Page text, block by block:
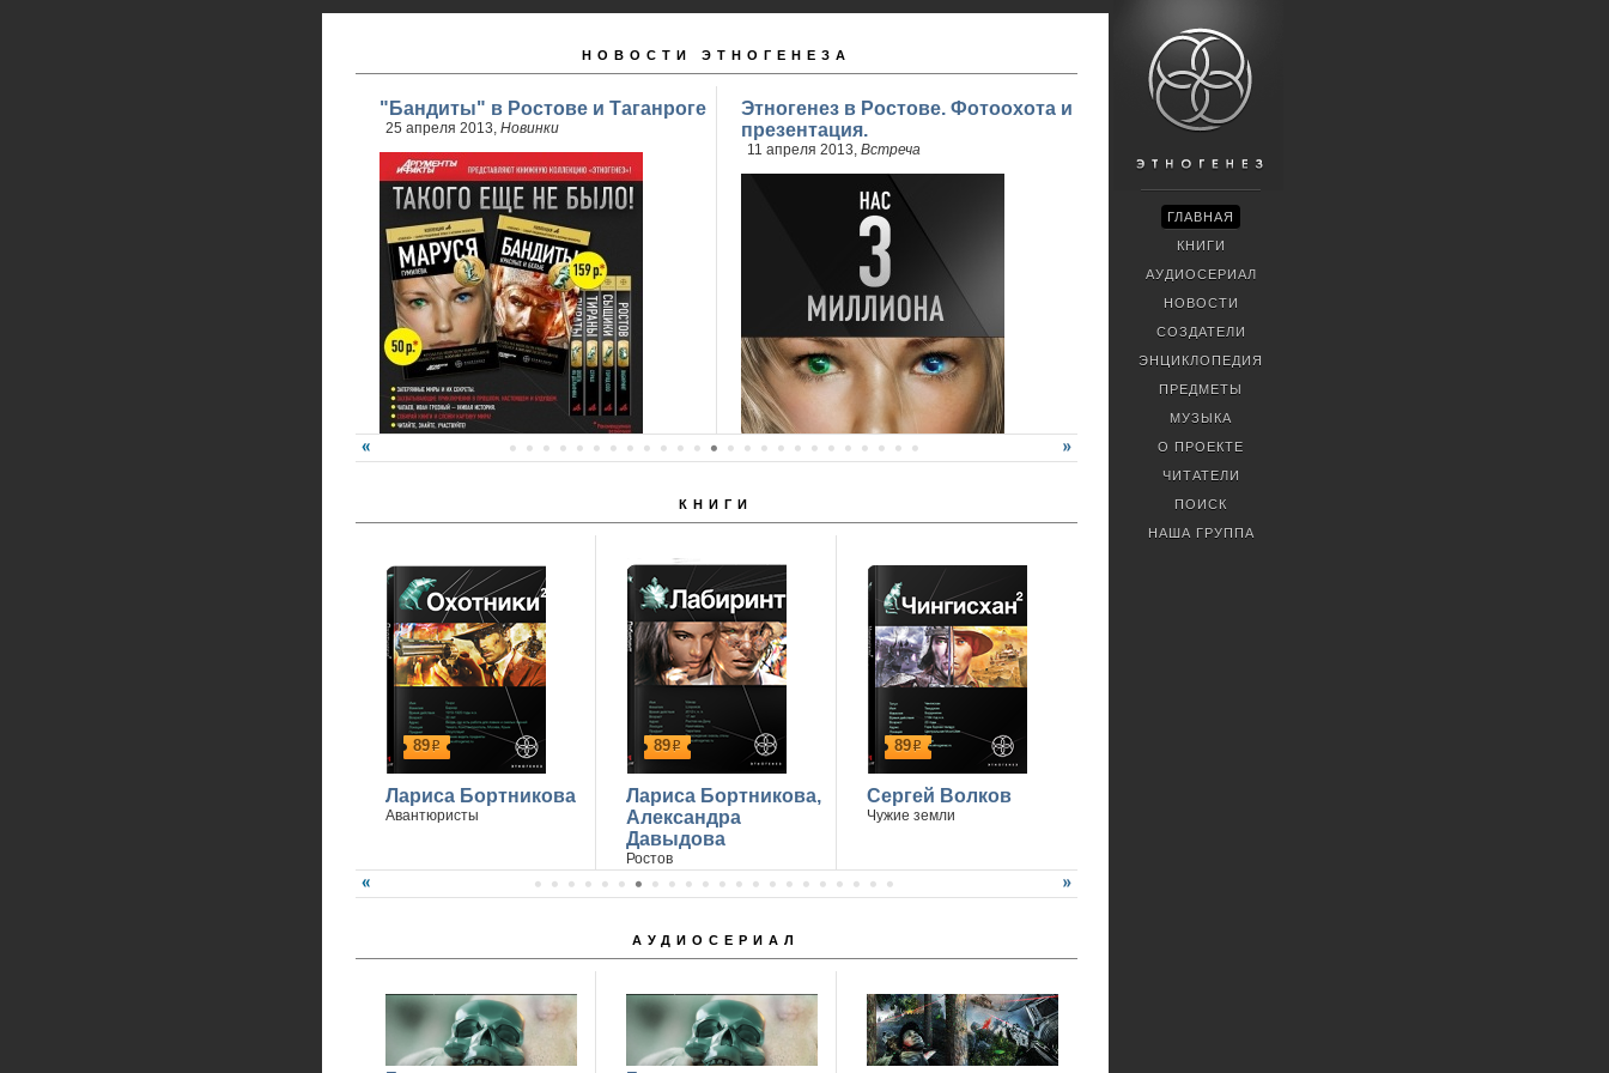
НОВОСТИ ЭТНОГЕНЕЗА
"Бандиты" в Ростове и Таганроге
25 апреля 2013, Новинки
24 апреля стартовали продажи 2 книги
Этногенез в Ростове. Фотоохота и
презентация.
11 апреля 2013, Встреча
КНИГИ
89р
Лариса Бортникова
Авантюристы
89р
Лариса Бортникова,
Александра
Давыдова
Ростов
89р
Сергей Волков
Чужие земли
АУДИОСЕРИАЛ
ГЛАВНАЯ
КНИГИ
АУДИОСЕРИАЛ
НОВОСТИ
СОЗДАТЕЛИ
ЭНЦИКЛОПЕДИЯ
ПРЕДМЕТЫ
МУЗЫКА
О ПРОЕКТЕ
ЧИТАТЕЛИ
ПОИСК
НАША ГРУППА